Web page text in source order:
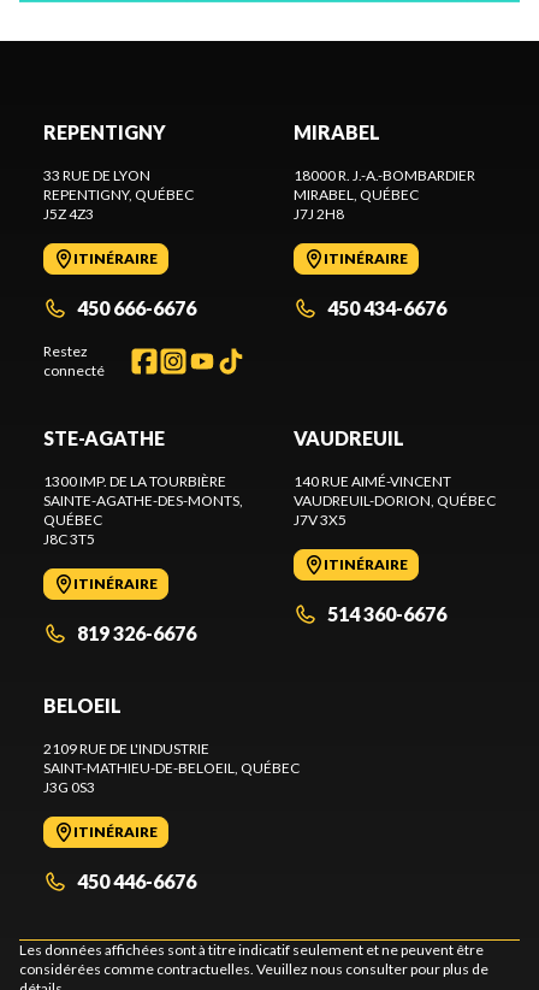
REPENTIGNY
33 RUE DE LYON
REPENTIGNY, QUÉBEC
J5Z 4Z3
ITINÉRAIRE
450 666-6676
Restez
connecté
MIRABEL
18000 R. J.-A.-BOMBARDIER
MIRABEL
, QUÉBEC
J7J 2H8
ITINÉRAIRE
450 434-6676
STE-AGATHE
1300 IMP. DE LA TOURBIÈRE
SAINTE-AGATHE-DES-MONTS
QUÉBEC
J8C 3T5
ITINÉRAIRE
819 326-6676
VAUDREUIL
140 RUE AIMÉ-VINCENT
VAUDREUIL-DORION , QUÉBEC
J7V 3X5
ITINÉRAIRE
514 360-6676
BELOEIL
2109 RUE DE L'INDUSTRIE
SAINT-MATHIEU-DE-BELOEIL
, QUÉBEC
J3G 0S3
ITINÉRAIRE
450 446-6676
Les données affichées sont à titre indicatif seulement et ne peuvent être
considérées comme contractuelles. Veuillez nous consulter pour plus de